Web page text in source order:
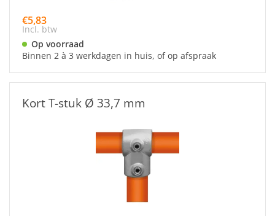
€5,83
Incl. btw
Op voorraad
Binnen 2 à 3 werkdagen in huis, of op afspraak
Kort T-stuk Ø 33,7 mm